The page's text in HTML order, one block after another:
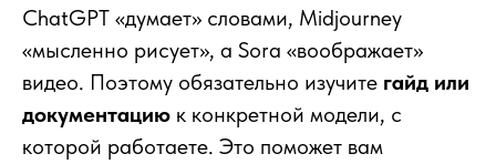
ChatGPT «думает» словами, Midjourney
«мысленно рисует», а Sora «воображает»
видео. Поэтому обязательно изучите гайд или
документацию к конкретной модели, с
которой работаете. Это поможет вам